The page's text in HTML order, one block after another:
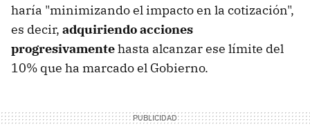
haría "minimizando el impacto en la cotización",
es decir, adquiriendo acciones
progresivamentehasta alcanzar ese límite del
10% que ha marcado el Gobierno.